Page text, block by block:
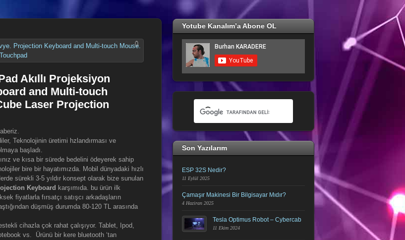
Akıllı Projeksiyon
and Multi-touch
Laser Projection
Teknolojinin üretimi hzlandırması ve
başladı.
ve kısa bir sürede bedelini ödeyerek sahip
bire bir hayatımızda. Mobil dünyadaki hızlı
sürekli 3-5 yıldır konsept olarak bize sunulan
Keyboard karşımıda. bu ürün ilk
fiyatlarla fırsatçı satışcı arkadaşların
düşmüş durumda 80-120 TL arasında
cihazla çok rahat çalışıyor. Tablet, Ipod,
vs. Ürünü bir kere bluetooth ‘tan
0
Yotube Kanalım’a Abone OL
Son Yazılarım
ESP 32S Nedir?
11 Eylül 2025
Çamaşır Makinesi Bir Bilgisayar Mıdır?
4 Haziran 2025
Tesla Optimus Robot – Cybercab
11 Ekim 2024